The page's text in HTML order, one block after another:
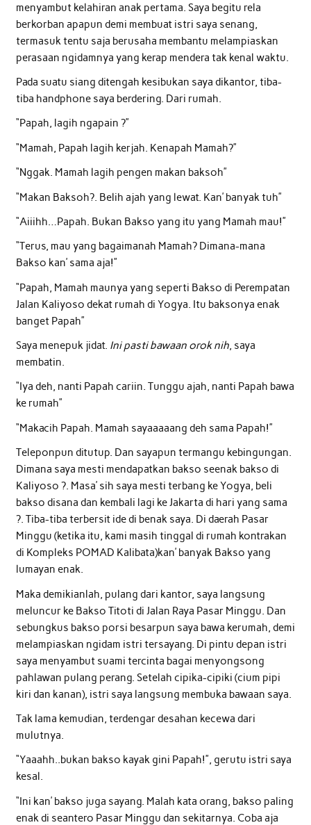
menyambut kelahiran anak pertama. Saya begitu rela
berkorban apapun demi membuat istri saya senang,
termasuk tentu saja berusaha membantu melampiaskan
perasaan ngidamnya yang kerap mendera tak kenal waktu.
Pada suatu siang ditengah kesibukan saya dikantor, tiba-
tiba handphone saya berdering. Dari rumah.
“Papah, lagih ngapain ?”
“Mamah, Papah lagih kerjah. Kenapah Mamah?”
“Nggak. Mamah lagih pengen makan baksoh”
“Makan Baksoh?. Belih ajah yang lewat. Kan’ banyak tuh”
“Aiiihh…Papah. Bukan Bakso yang itu yang Mamah mau!”
“Terus, mau yang bagaimanah Mamah? Dimana-mana
Bakso kan’ sama aja!”
“Papah, Mamah maunya yang seperti Bakso di Perempatan
Jalan Kaliyoso dekat rumah di Yogya. Itu baksonya enak
banget Papah”
Saya menepuk jidat. Ini pasti bawaan orok nih, saya
membatin.
“Iya deh, nanti Papah cariin. Tunggu ajah, nanti Papah bawa
ke rumah”
“Makacih Papah. Mamah sayaaaaang deh sama Papah!”
Teleponpun ditutup. Dan sayapun termangu kebingungan.
Dimana saya mesti mendapatkan bakso seenak bakso di
Kaliyoso ?. Masa’ sih saya mesti terbang ke Yogya, beli
bakso disana dan kembali lagi ke Jakarta di hari yang sama
?. Tiba-tiba terbersit ide di benak saya. Di daerah Pasar
Minggu (ketika itu, kami masih tinggal di rumah kontrakan
di Kompleks POMAD Kalibata)kan’ banyak Bakso yang
lumayan enak.
Maka demikianlah, pulang dari kantor, saya langsung
meluncur ke Bakso Titoti di Jalan Raya Pasar Minggu. Dan
sebungkus bakso porsi besarpun saya bawa kerumah, demi
melampiaskan ngidam istri tersayang. Di pintu depan istri
saya menyambut suami tercinta bagai menyongsong
pahlawan pulang perang. Setelah cipika-cipiki (cium pipi
kiri dan kanan), istri saya langsung membuka bawaan saya.
Tak lama kemudian, terdengar desahan kecewa dari
mulutnya.
“Yaaahh..bukan bakso kayak gini Papah!”, gerutu istri saya
kesal.
“Ini kan’ bakso juga sayang. Malah kata orang, bakso paling
enak di seantero Pasar Minggu dan sekitarnya. Coba aja